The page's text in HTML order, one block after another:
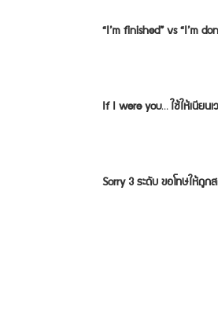
“I’m finished” vs “I’m
If I were you… ใช้ให้เนียนเ
Sorry 3 ระดับ ขอโทษให้ถู